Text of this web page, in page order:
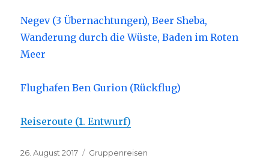
Negev (3 Übernachtungen), Beer Sheba,
Wanderung durch die Wüste, Baden im Roten
Meer
Flughafen Ben Gurion (Rückflug)
Reiseroute (1. Entwurf)
Veröffentlicht
26. August 2017 Kategorien
Gruppenreisen